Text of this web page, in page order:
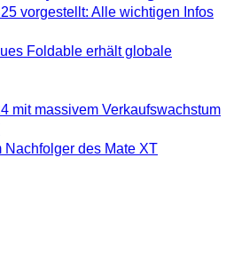
vorgestellt: Alle wichtigen Infos
Foldable erhält globale
mit massivem Verkaufswachstum
Nachfolger des Mate XT